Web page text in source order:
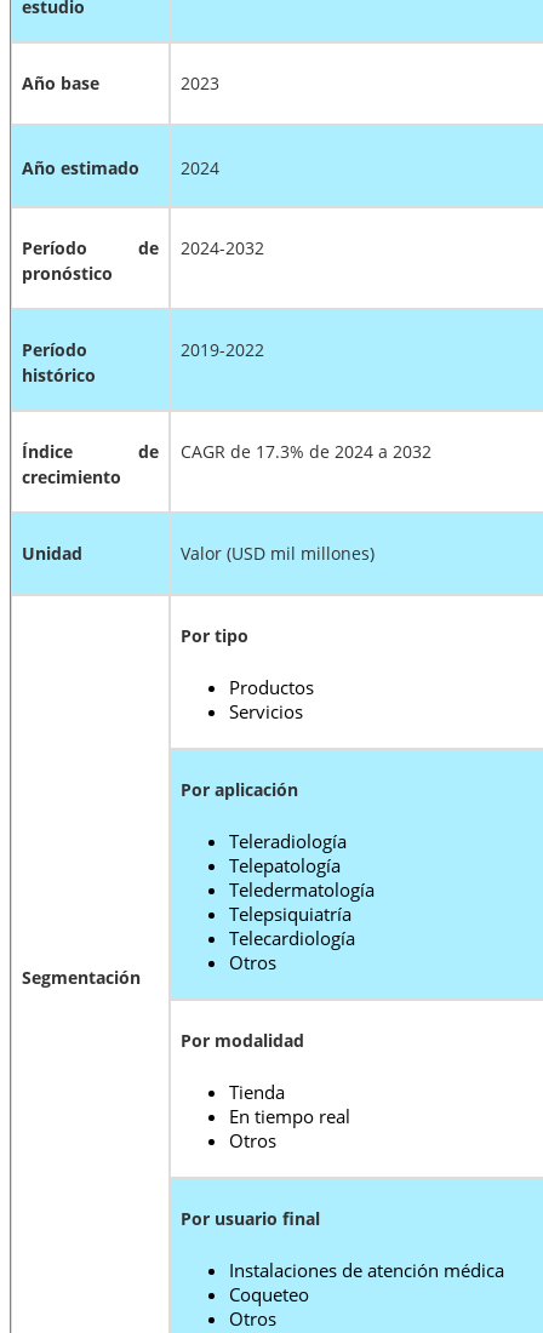
estudio
Año base 2023
Año estimado 2024
Período de
pronóstico
2024-2032
Período
histórico
2019-2022
Índice de
crecimiento
CAGR de 17.3% de 2024 a 2032
Unidad Valor (USD mil millones)
Segmentación
Por tipo
Productos
Servicios
Por aplicación
Teleradiología
Telepatología
Teledermatología
Telepsiquiatría
Telecardiología
Otros
Por modalidad
Tienda
En tiempo real
Otros
Por usuario final
Instalaciones de atención médica
Coqueteo
Otros